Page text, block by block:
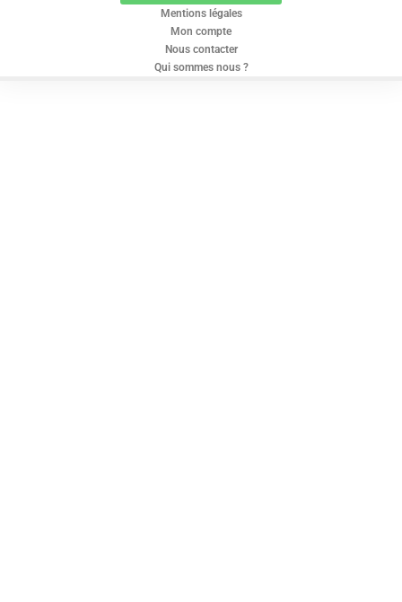
Mentions légales
Mon compte
Nous contacter
Qui sommes nous ?